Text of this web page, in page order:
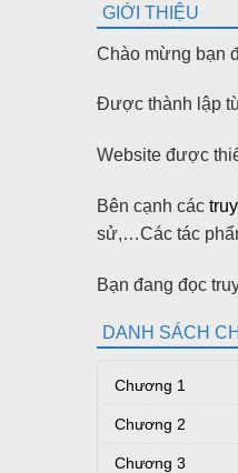
GIỚI THIỆU
Chào mừng bạn
Được thành lập
Website được
Bên cạnh các
sử,…Các tác
Bạn đang đọc
DANH SÁCH
Chương 1
Chương 2
Chương 3